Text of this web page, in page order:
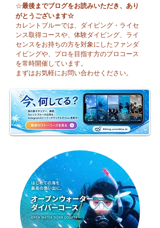
「いよいよお盆休み！
今日は平沢でOWコー
☆最後までブログをお読みいただき、あり
がとうございます☆
カレントブルーでは、ダイビング・ライセ
ンス取得コースや、体験ダイビング、ライ
センスをお持ちの方を対象にしたファンダ
イビングや、プロを目指す方のプロコース
を常時開催しています。
まずはお気軽にお問い合わせください。